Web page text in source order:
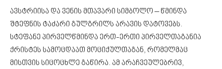
ავსტრიისა და ვენის მთავარი სიმბოლო – წმინდა
შტეფნის ტაძარი გულგრილს არავის დატოვებს.
სტეფანე პირველწმინდა ერთ-ერთი პირველთაგანია
ქრისტეს სამოცდაათ მოციქულთაგან, რომელმაც
მისთვის სიცოცხლე გაწირა. ამ არაჩვეულებრივ,